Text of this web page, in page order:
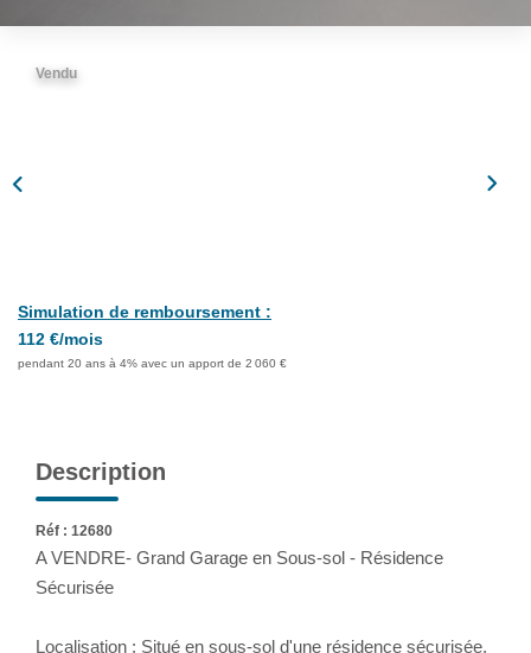
Vendu
Simulation de remboursement :
112 €/mois
pendant 20 ans à 4% avec un apport de 2 060 €
Description
Réf : 12680
A VENDRE- Grand Garage en Sous-sol - Résidence
Sécurisée
Localisation : Situé en sous-sol d'une résidence sécurisée,